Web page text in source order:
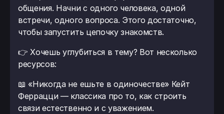
общения. Начни с одного человека, одной
встречи, одного вопроса. Этого достаточно,
чтобы запустить цепочку знакомств.
👉 Хочешь углубиться в тему? Вот несколько
ресурсов:
📖 «Никогда не ешьте в одиночестве» Кейт
Феррацци — классика про то, как строить
связи естественно и с уважением.